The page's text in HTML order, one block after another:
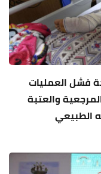
فشل العمليات
والعتبة
الطبيعي